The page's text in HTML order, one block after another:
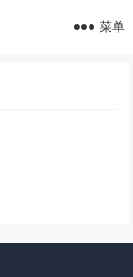
菜单